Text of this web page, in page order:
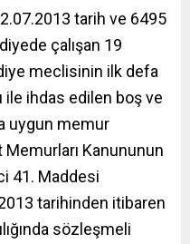
tarih ve 6495
çalışan 19
meclisinin ilk defa
ile ihdas edilen boş ve
uygun memur
Memurları Kanununun
41. Maddesi
tarihinden itibaren
sözleşmeli